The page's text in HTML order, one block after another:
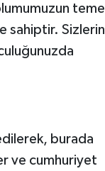
temel
sahiptir. Sizlerin
burada
ve cumhuriyet